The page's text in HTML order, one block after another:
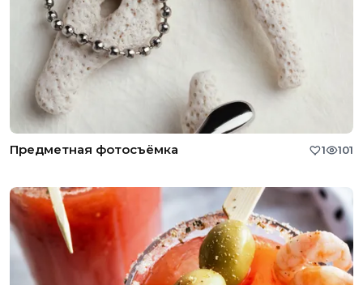
Предметная фотосъёмка 1 101